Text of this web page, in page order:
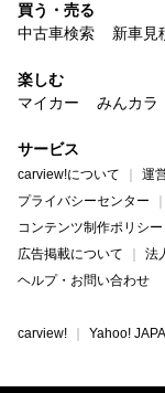
買う・売る
中古車検索
新車見
楽しむ
マイカー
みんカラ
サービス
carview!について 運
プライバシーセンター
コンテンツ制作ポリシー
広告掲載について
法
ヘルプ・お問い合わせ
carview! Yahoo!